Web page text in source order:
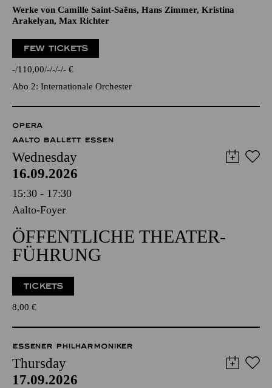
Werke von Camille Saint-Saëns, Hans Zimmer, Kristina
Arakelyan, Max Richter
FEW TICKETS
- 110,00 - - - - €
Abo 2: Internationale Orchester
OPERA
AALTO BALLETT ESSEN
Wednesday
16.09.2026
15:30 - 17:30
Aalto-Foyer
ÖFFENTLICHE THEATER­
FÜHRUNG
TICKETS
8,00 €
ESSENER PHILHARMONIKER
Thursday
17.09.2026